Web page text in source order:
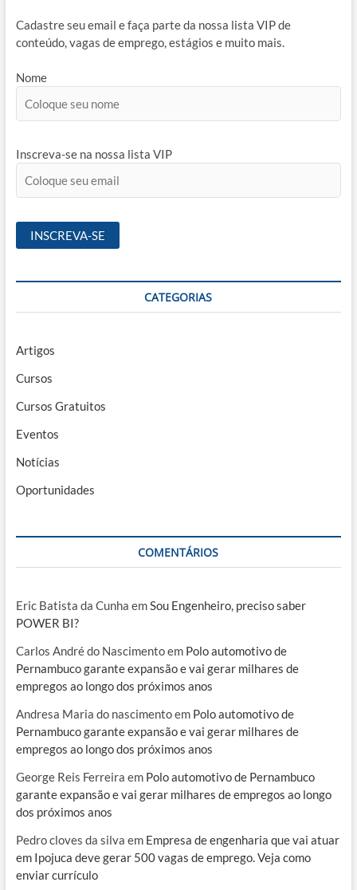
Cadastre seu email e faça parte da nossa lista VIP de
conteúdo, vagas de emprego, estágios e muito mais.
Nome
Inscreva-se na nossa lista VIP
CATEGORIAS
Artigos
Cursos
Cursos Gratuitos
Eventos
Notícias
Oportunidades
COMENTÁRIOS
Eric Batista da Cunha emSou Engenheiro, preciso saber
POWER BI?
Carlos André do Nascimentoem Polo automotivo de
Pernambuco garante expansão e vai gerar milhares de
empregos ao longo dos próximos anos
Andresa Maria do nascimentoem Polo automotivo de
Pernambuco garante expansão e vai gerar milhares de
empregos ao longo dos próximos anos
George Reis Ferreira em Polo automotivo de Pernambuco
garante expansão e vai gerar milhares de empregos ao longo
dos próximos anos
Pedro cloves da silva em Empresa de engenharia que vai atuar
em Ipojuca deve gerar 500 vagas de emprego. Veja como
enviar currículo